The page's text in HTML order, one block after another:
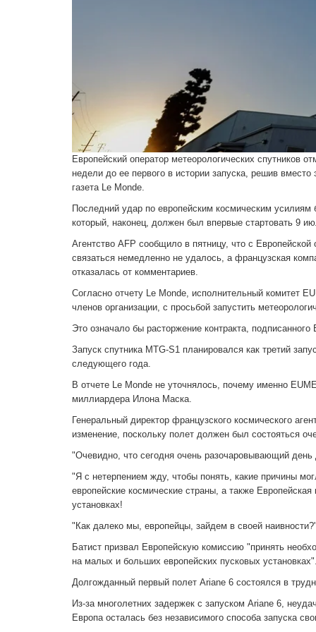
Европейский оператор метеорологических спутников
недели до ее первого в истории запуска, решив
газета Le Monde.
Последний удар по европейским космическим
который, наконец, должен был впервые стартовать 9
Агентство AFP сообщило в пятницу, что с Европейской
связаться немедленно не удалось, а французская
отказалась от комментариев.
Согласно отчету Le Monde, исполнительный комитет
членов организации, с просьбой запустить
Это означало бы расторжение контракта,
Запуск спутника MTG-S1 планировался как третий
следующего года.
В отчете Le Monde не уточнялось, почему именно
миллиардера Илона Маска.
Генеральный директор французского космического
изменение, поскольку полет должен был состояться
"Очевидно, что сегодня очень разочаровывающий
"Я с нетерпением жду, чтобы понять, какие причины
европейские космические страны, а также
установках!
"Как далеко мы, европейцы, зайдем в своей
Батист призвал Европейскую комиссию "принять
на малых и больших европейских пусковых
Долгожданный первый полет Ariane 6 состоялся в
Из-за многолетних задержек с запуском Ariane 6,
Европа осталась без независимого способа запуска